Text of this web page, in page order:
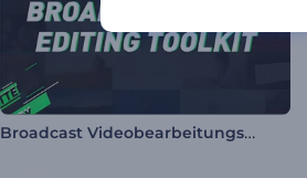
Broadcast Videobearbeitungs-Toolkit